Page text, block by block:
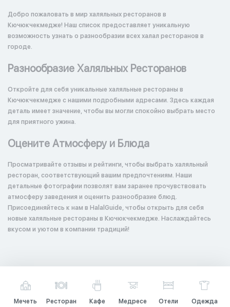
Добро пожаловать в мир халяльных ресторанов в
Кючюкчекмедже! Наш список предоставляет уникальную
возможность узнать о разнообразии всех халал ресторанов в
городе.
Разнообразие Халяльных Ресторанов
Откройте для себя уникальные халяльные рестораны в
Кючюкчекмедже с нашими подробными адресами. Здесь каждая
деталь имеет значение, чтобы вы могли спокойно выбрать место
для приятного ужина.
Оцените Атмосферу и Блюда
Просматривайте отзывы и рейтинги, чтобы выбрать халяльный
ресторан, соответствующий вашим предпочтениям. Наши
детальные фотографии позволят вам заранее прочувствовать
атмосферу заведения и оценить разнообразие блюд.
Присоединяйтесь к нам в HalalGuide, чтобы открыть для себя
новые халяльные рестораны в Кючюкчекмедже. Наслаждайтесь
вкусом и уютом в компании традиций!
Мечеть Ресторан Кафе Медресе Отели Одежда